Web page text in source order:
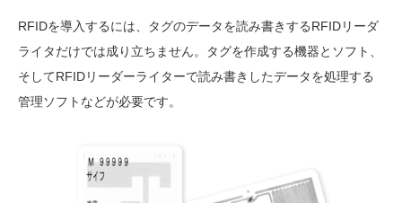
RFIDを導入するには、タグのデータを読み書きするRFIDリーダ
ライタだけでは成り立ちません。タグを作成する機器とソフト、
そしてRFIDリーダーライターで読み書きしたデータを処理する
管理ソフトなどが必要です。